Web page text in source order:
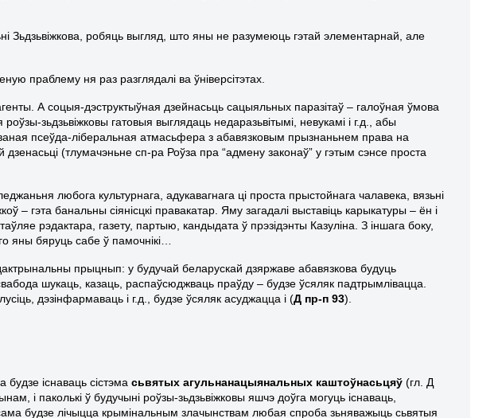
Зьдзьвіжкова, робяць выгляд, што яны не разумеюць гэтай элементарнай, але
праблему ня раз разглядалі ва ўніверсітэтах.
А соцыя-дэструктыўная дзейнасьць сацыяльных паразітаў – галоўная ўмова
зьдзьвіжковы гатовыя выглядаць недаразьвітымі, невукамі і г.д., абы
псеўда-ліберальная атмасьфера з абавязковым прызнаньнем права на
(тлумачэньне сп-ра Роўза пра “адмену законаў” у гэтым сэнсе проста
любога культурнага, адукавагнага ці проста прыстойнага чалавека, вязьні
– гэта банальны сіянісцкі правакатар. Яму загадалі выставіць карыкатуры – ён і
рэдактара, газету, партыю, кандыдата ў прэзідэнты Казуліна. З іншага боку,
яны бяруць сабе ў памочнікі…
прыцнып: у будучай беларускай дзяржаве абавязкова будуць
шукаць, казаць, распаўсюджваць праўду – будзе ўсяляк падтрымлівацца.
дэзінфармаваць і г.д., будзе ўсяляк асуджацца і (Д пр-п 93).
будзе існаваць сістэмасьвятых агульнанацыянальных каштоўнасьцяў (гл. Д
і паколькі ў будучыні роўзы-зьдзьвіжковы яшчэ доўга могуць існаваць,
будзе лічыцца крымінальным злачынствам любая спроба зьняважыць сьвятыя